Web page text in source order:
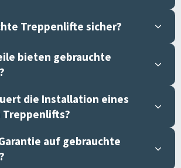
Treppenlifte sicher?
bieten gebrauchte
die Installation eines
auf gebrauchte